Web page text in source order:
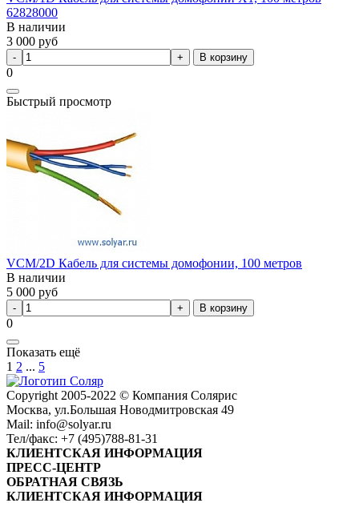
62828000
В наличии
3 000 руб
В корзину
0
Быстрый просмотр
VCM/2D Кабель для системы домофонии, 100 метров
В наличии
5 000 руб
В корзину
0
Показать ещё
1 2 ... 5
Сopyright 2005-2022 © Компания Солярис
Москва, ул.Большая Новодмитровская 49
Mail: info@solyar.ru
Тел/факс: +7 (495)788-81-31
КЛИЕНТСКАЯ ИНФОРМАЦИЯ
ПРЕСС-ЦЕНТР
ОБРАТНАЯ СВЯЗЬ
КЛИЕНТСКАЯ ИНФОРМАЦИЯ